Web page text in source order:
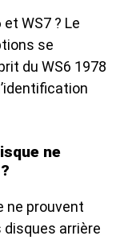
WS7 ? Le
se
du WS6 1978
ne
ne prouvent
disques arrière